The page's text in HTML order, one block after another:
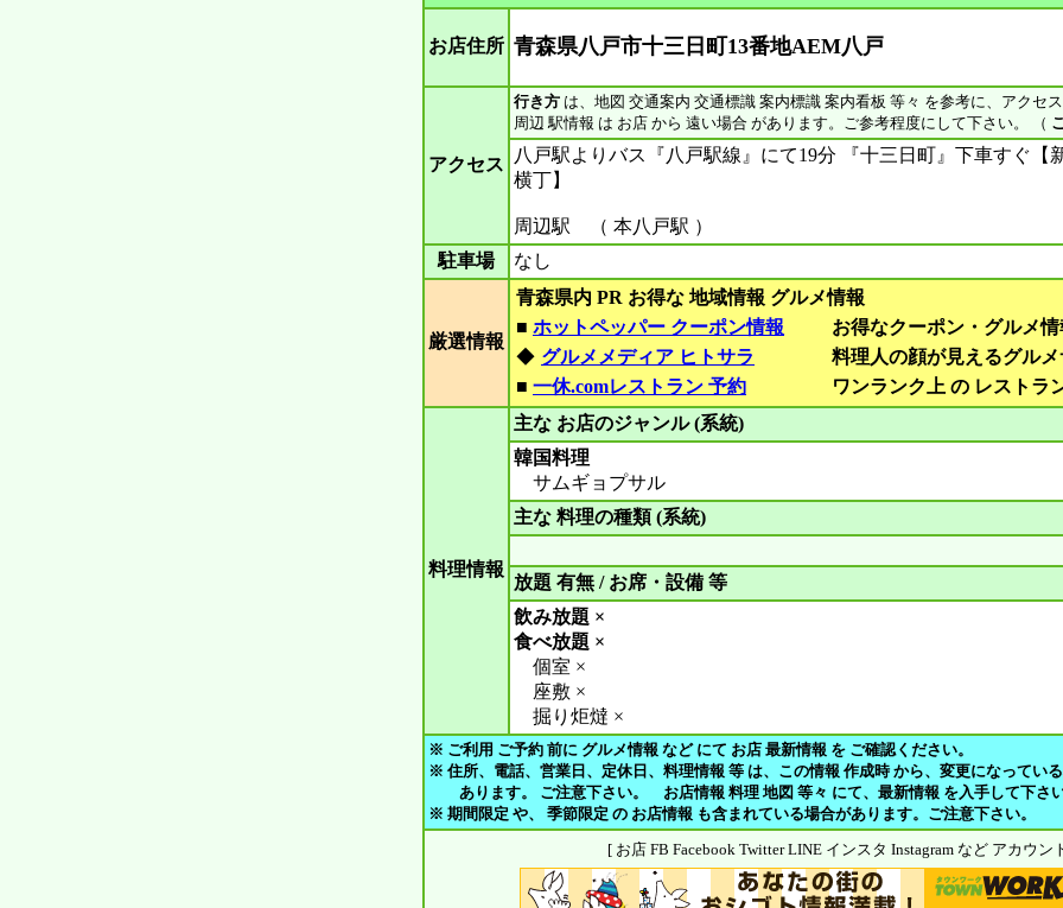
お店住所 青森県八戸市十三日町13番地AEM八戸
アクセス
行き方 は、地図 交通案内 交通標識 案内標識 案内看板 等々 を参考に、アクセ
周辺 駅情報 は お店 から 遠い場合 があります。ご参考程度にして下さい。 （
八戸駅よりバス『八戸駅線』にて19分 『十三日町』下車すぐ【
横丁】
周辺駅 （ 本八戸駅 ）
駐車場
なし
厳選情報
青森県内 PR お得な 地域情報 グルメ情報
■ ホットペッパー クーポン情報
お得なクーポン・グルメ
◆ グルメメディア ヒトサラ
料理人の顔が見えるグル
■ 一休.comレストラン 予約 ワンランク上 の レストラ
料理情報
主な お店のジャンル (系統)
韓国料理
サムギョプサル
主な 料理の種類 (系統)
放題 有無 / お席・設備 等
飲み放題 ×
食べ放題 ×
個室 ×
座敷 ×
掘り炬燵 ×
※ ご利用 ご予約 前に グルメ情報 など にて お店 最新情報 を ご確認ください。
※ 住所、電話、営業日、定休日、料理情報 等 は、この情報 作成時 から、変更になってい
あります。 ご注意下さい。 お店情報 料理 地図 等々 にて、最新情報 を入手して下さ
※ 期間限定 や、 季節限定 の お店情報 も含まれている場合があります。ご注意下さい。
[ お店 FB Facebook Twitter LINE インスタ Instagram など アカウン